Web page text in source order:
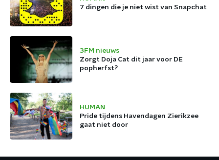
7 dingen die je niet wist van Snapchat
3FM nieuws
Zorgt Doja Cat dit jaar voor DE
popherfst?
HUMAN
Pride tijdens Havendagen Zierikzee
gaat niet door